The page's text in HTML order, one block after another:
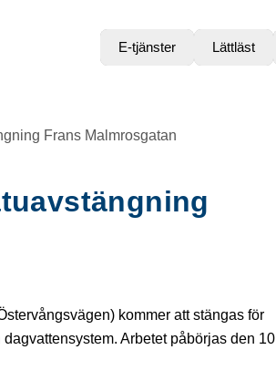
E-tjänster
Lättläst
Frans Malmrosgatan
kommer att stängas för
Arbetet påbörjas den 10